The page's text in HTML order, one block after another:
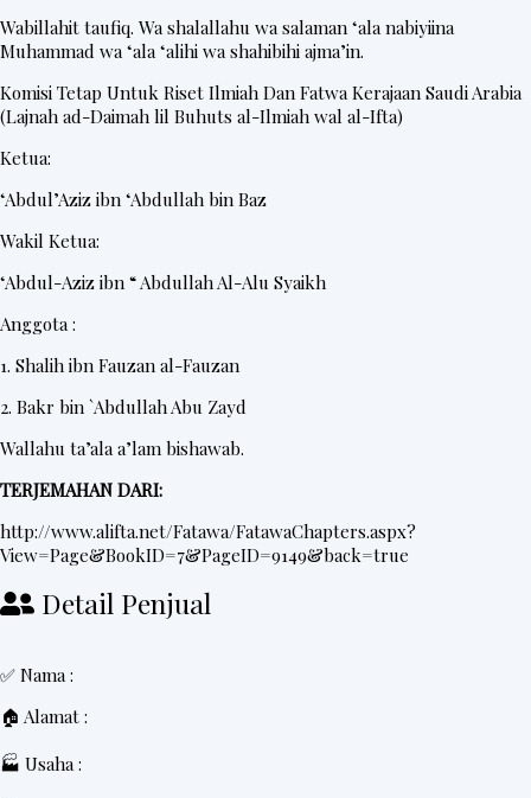
Wabillahit taufiq. Wa shalallahu wa salaman ‘ala nabiyiina
Muhammad wa ‘ala ‘alihi wa shahibihi ajma’in.
Komisi Tetap Untuk Riset Ilmiah Dan Fatwa Kerajaan Saudi Arabia
(Lajnah ad-Daimah lil Buhuts al-Ilmiah wal al-Ifta)
Ketua:
‘Abdul’Aziz ibn ‘Abdullah bin Baz
Wakil Ketua:
‘Abdul-Aziz ibn “ Abdullah Al-Alu Syaikh
Anggota :
1. Shalih ibn Fauzan al-Fauzan
2. Bakr bin `Abdullah Abu Zayd
Wallahu ta’ala a’lam bishawab.
TERJEMAHAN DARI:
http://www.alifta.net/Fatawa/FatawaChapters.aspx?
View=Page&BookID=7&PageID=9149&back=true
Detail Penjual
✅ Nama :
🏠 Alamat :
🏭 Usaha :